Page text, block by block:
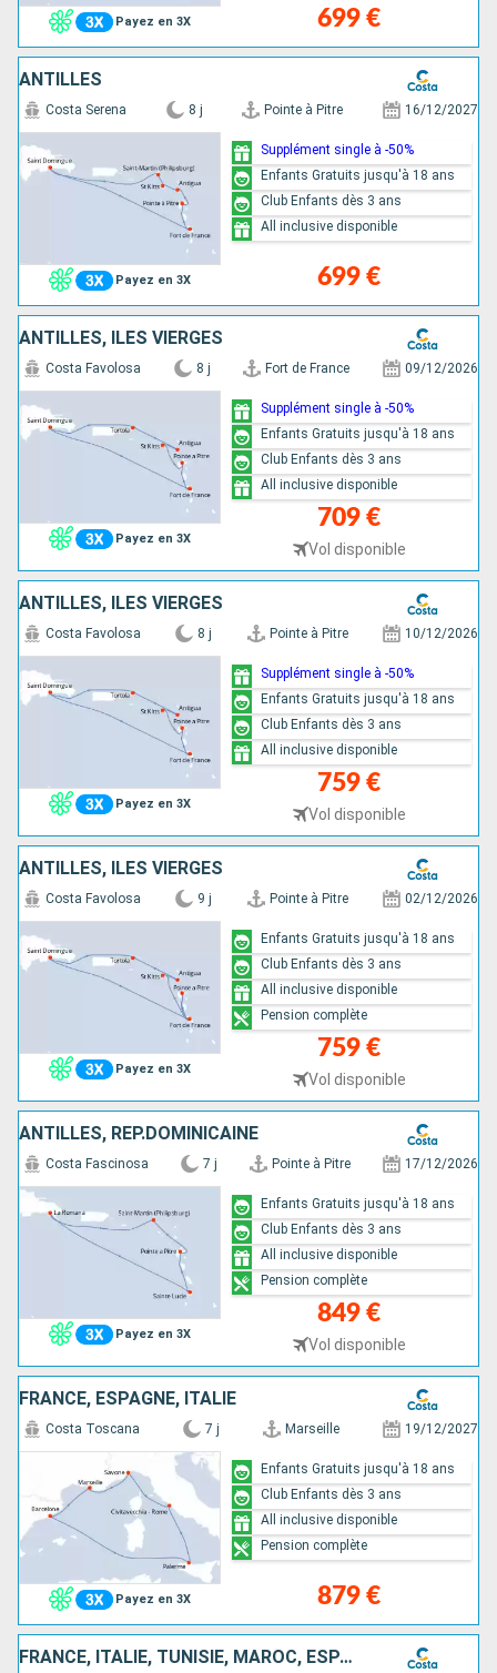
Payez en 3X 699 €
ANTILLES
Payez en 3X
Costa Serena 8 j Pointe à Pitre 16/12/2027
699 €
Supplément single à -50%
Enfants Gratuits jusqu'à 18 ans
Club Enfants dès 3 ans
All inclusive disponible
ANTILLES, ILES VIERGES
Payez en 3X
Costa Favolosa 8 j Fort de France 09/12/2026
709 €
Vol disponible
Supplément single à -50%
Enfants Gratuits jusqu'à 18 ans
Club Enfants dès 3 ans
All inclusive disponible
ANTILLES, ILES VIERGES
Payez en 3X
Costa Favolosa 8 j Pointe à Pitre 10/12/2026
759 €
Vol disponible
Supplément single à -50%
Enfants Gratuits jusqu'à 18 ans
Club Enfants dès 3 ans
All inclusive disponible
ANTILLES, ILES VIERGES
Payez en 3X
Costa Favolosa 9 j Pointe à Pitre 02/12/2026
759 €
Vol disponible
Enfants Gratuits jusqu'à 18 ans
Club Enfants dès 3 ans
All inclusive disponible
Pension complète
ANTILLES, RÉP.DOMINICAINE
Payez en 3X
Costa Fascinosa 7 j Pointe à Pitre 17/12/2026
849 €
Vol disponible
Enfants Gratuits jusqu'à 18 ans
Club Enfants dès 3 ans
All inclusive disponible
Pension complète
FRANCE, ESPAGNE, ITALIE
Payez en 3X
Costa Toscana 7 j Marseille 19/12/2027
879 €
Enfants Gratuits jusqu'à 18 ans
Club Enfants dès 3 ans
All inclusive disponible
Pension complète
FRANCE, ITALIE, TUNISIE, MAROC, ESPAGNE